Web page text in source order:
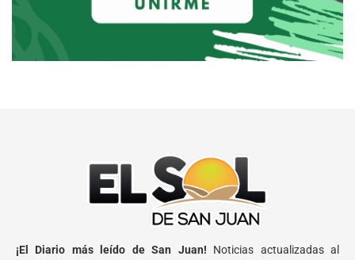
¡El Diario más leído de San Juan! Noticias actualizadas al